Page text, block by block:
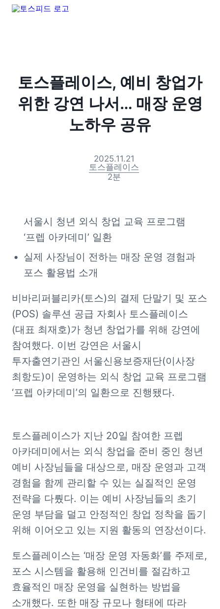
토스플레이스, 예비 창업가
위한 강연 나서… 매장 운영
노하우 공유
2025.11.21
토스플레이스
2분
서울시 청년 외식 창업 교육 프로그램
‘프렙 아카데미’ 일환
실제 사장님이 전하는 매장 운영 경험과
포스 활용법 소개
비바리퍼블리카(토스)의 결제 단말기 및 포스
(POS) 솔루션 공급 자회사 토스플레이스
(대표 최재호)가 청년 창업가를 위해 강연에
참여했다. 이번 강연은 서울시
투자출연기관인 서울신용보증재단(이사장
최항도)이 운영하는 외식 창업 교육 프로그램
‘프렙 아카데미’의 일환으로 진행됐다.
토스플레이스가 지난 20일 참여한 프렙
아카데미에서는 외식 창업을 준비 중인 청년
예비 사장님들을 대상으로, 매장 운영과 고객
경험을 함께 관리할 수 있는 실질적인 운영
전략을 다뤘다. 이는 예비 사장님들의 초기
운영 부담을 덜고 안정적인 창업 정착을 돕기
위해 이어오고 있는 지원 활동의 연장선이다.
토스플레이스는 ‘매장 운영 자동화’를 주제로,
포스 시스템을 활용해 인건비를 절감하고
효율적인 매장 운영을 실현하는 방법을
소개했다. 또한 매장 규모나 형태에 따라